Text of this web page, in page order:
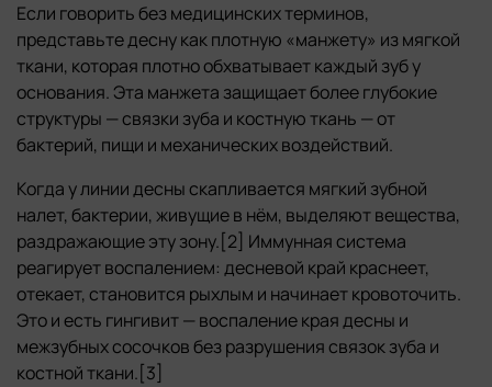
Если говорить без медицинских терминов,
представьте десну как плотную «манжету» из мягкой
ткани, которая плотно обхватывает каждый зуб у
основания. Эта манжета защищает более глубокие
структуры — связки зуба и костную ткань — от
бактерий, пищи и механических воздействий.
Когда у линии десны скапливается мягкий зубной
налет, бактерии, живущие в нём, выделяют вещества,
раздражающие эту зону.[2] Иммунная система
реагирует воспалением: десневой край краснеет,
отекает, становится рыхлым и начинает кровоточить.
Это и есть гингивит — воспаление края десны и
межзубных сосочков без разрушения связок зуба и
костной ткани.[3]